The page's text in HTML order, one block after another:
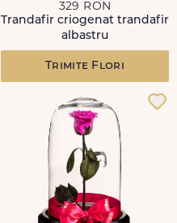
329 RON
Trandafir criogenat trandafir
albastru
Trimite Flori